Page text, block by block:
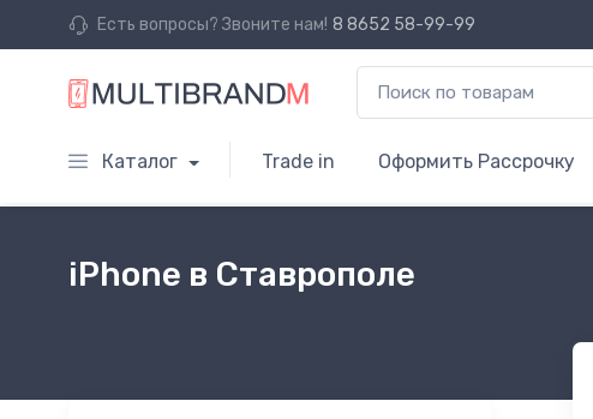
Есть вопросы? Звоните нам! 8 8652 58-99-99
Каталог Trade in Оформить Рассрочку
iPhone в Ставрополе